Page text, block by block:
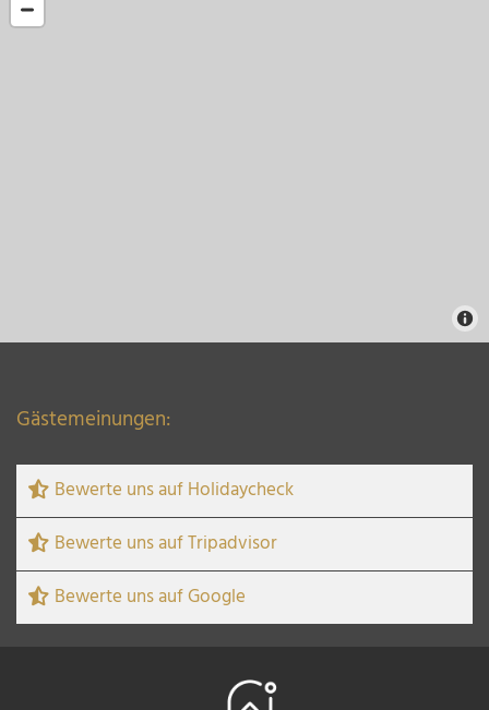
Gästemeinungen:
Bewerte uns auf Holidaycheck
Bewerte uns auf Tripadvisor
Bewerte uns auf Google